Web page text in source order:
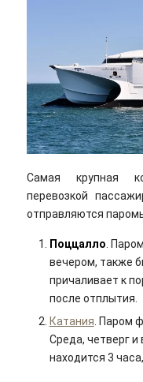
Самая крупная
перевозкой
отправляются
Поццалло .
вечером, также
причаливает к
после отплытия.
Катания . Паром
Среда, четверг
находится 3